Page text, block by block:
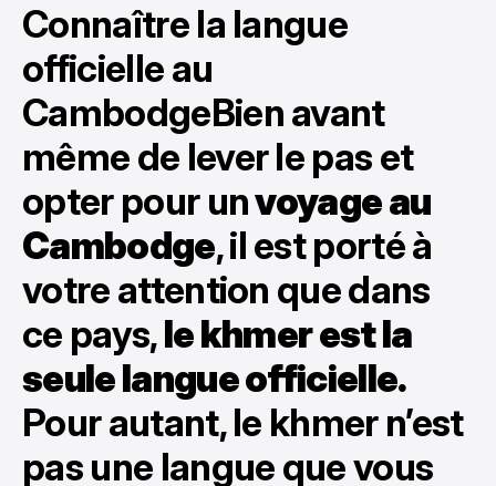
Connaître la langue
officielle au
CambodgeBien avant
même de lever le pas et
opter pour unvoyage au
Cambodge, il est porté à
votre attention que dans
ce pays,le khmer est la
seule langue officielle.
Pour autant, le khmer n’est
pas une langue que vous